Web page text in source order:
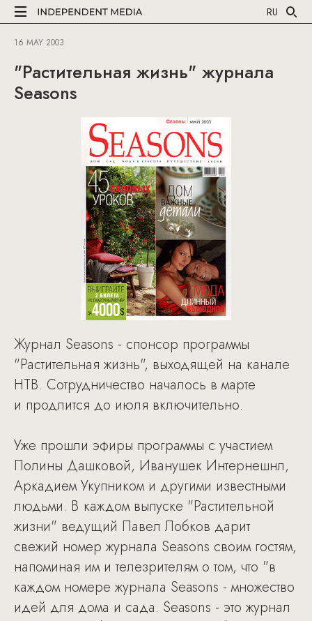
RU
16 MAY 2003
"Растительная жизнь" журнала
Seasons
Журнал Seasons - спонсор программы
"Растительная жизнь", выходящей на канале
НТВ. Сотрудничество началось в марте
и продлится до июля включительно.
Уже прошли эфиры программы с участием
Полины Дашковой, Иванушек Интернешнл,
Аркадием Укупником и другими известными
людьми. В каждом выпуске "Растительной
жизни" ведущий Павел Лобков дарит
свежий номер журнала Seasons своим гостям,
напоминая им и телезрителям о том, что "в
каждом номере журнала Seasons - множество
идей для дома и сада. Seasons - это журнал